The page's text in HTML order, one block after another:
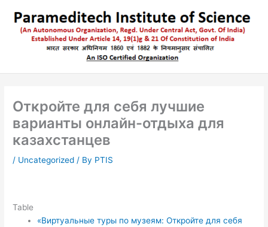
content
Откройте для себя лучшие
варианты онлайн-отдыха для
казахстанцев
/ Uncategorized / By PTIS
Table
«Виртуальные туры по музеям: Откройте для себя